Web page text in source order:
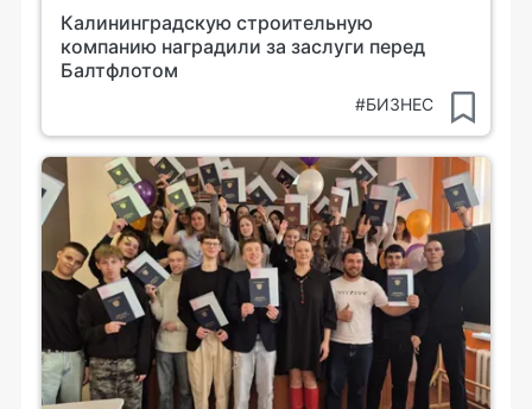
Калининградскую строительную
компанию наградили за заслуги перед
Балтфлотом
#БИЗНЕС